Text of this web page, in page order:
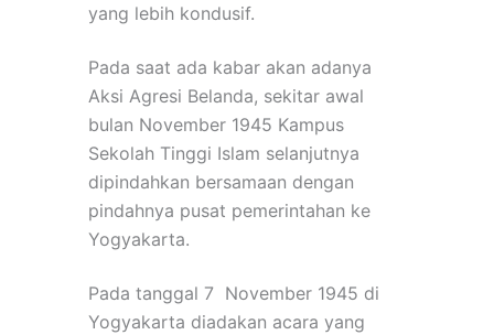
yang lebih kondusif.
Pada saat ada kabar akan adanya
Aksi Agresi Belanda, sekitar awal
bulan November 1945 Kampus
Sekolah Tinggi Islam selanjutnya
dipindahkan bersamaan dengan
pindahnya pusat pemerintahan ke
Yogyakarta.
Pada tanggal 7 November 1945 di
Yogyakarta diadakan acara yang